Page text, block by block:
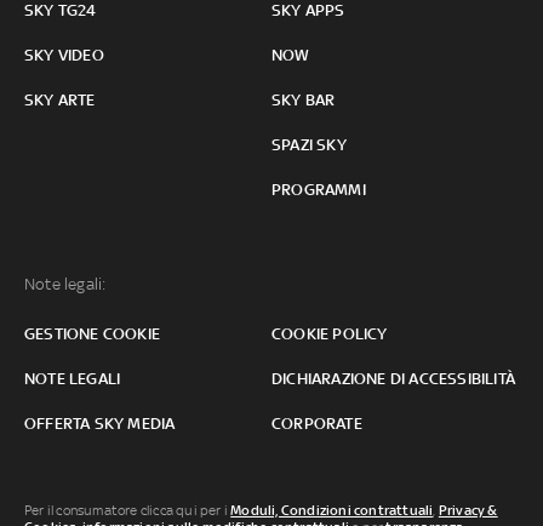
SKY TG24
SKY VIDEO
SKY ARTE
SKY APPS
NOW
SKY BAR
SPAZI SKY
PROGRAMMI
Note legali:
GESTIONE COOKIE COOKIE POLICY
NOTE LEGALI DICHIARAZIONE DI ACCESSIBILITÀ
OFFERTA SKY MEDIA CORPORATE
Per il consumatore clicca qui per iModuli, Condizioni contrattuali, Privacy &